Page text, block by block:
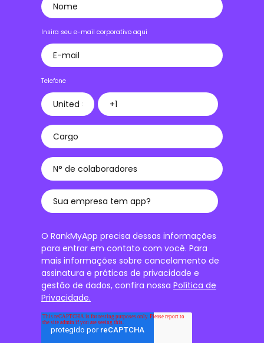
Insira seu e-mail corporativo aqui
Telefone
O RankMyApp precisa dessas informações
para entrar em contato com você. Para
mais informações sobre cancelamento de
assinatura e práticas de privacidade e
gestão de dados, confira nossa Política de
Privacidade.